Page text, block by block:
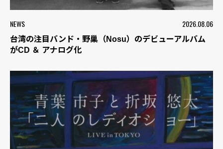
NEWS 2026.08.06
台湾の注目バンド・野巢（Nosu）のデビューアルバム
がCD ＆ アナログ化